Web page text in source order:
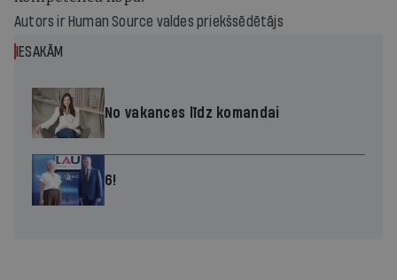
Autors ir Human Source valdes priekšsēdētājs
IESAKĀM
No vakances līdz komandai
6!